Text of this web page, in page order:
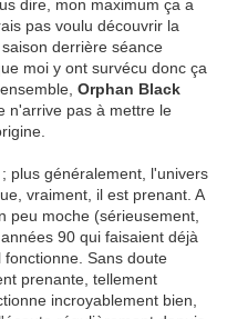
dire, mon maximum ça a
pas voulu découvrir la
derrière séance
moi y ont survécu donc ça
Orphan Black
n'arrive pas à mettre le
plus généralement, l'univers
vraiment, il est prenant. A
peu moche (sérieusement,
90 qui faisaient déjà
Sans doute
prenante, tellement
incroyablement bien,